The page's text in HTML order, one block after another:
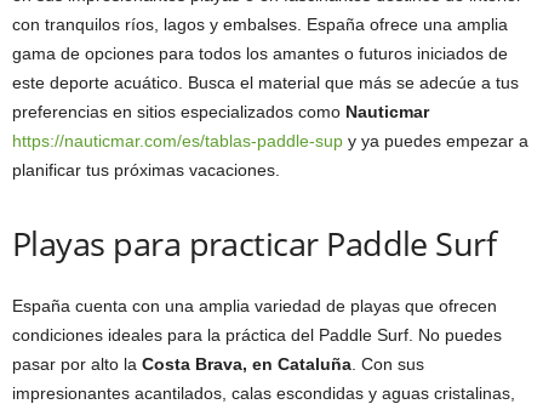
con tranquilos ríos, lagos y embalses. España ofrece una amplia
gama de opciones para todos los amantes o futuros iniciados de
este deporte acuático. Busca el material que más se adecúe a tus
preferencias en sitios especializados como Nauticmar
https://nauticmar.com/es/tablas-paddle-sup y ya puedes empezar a
planificar tus próximas vacaciones.
Playas para practicar Paddle Surf
España cuenta con una amplia variedad de playas que ofrecen
condiciones ideales para la práctica del Paddle Surf. No puedes
pasar por alto la Costa Brava, en Cataluña . Con sus
impresionantes acantilados, calas escondidas y aguas cristalinas,